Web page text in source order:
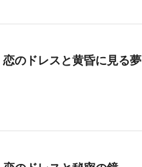
のドレスと黄昏に見る夢